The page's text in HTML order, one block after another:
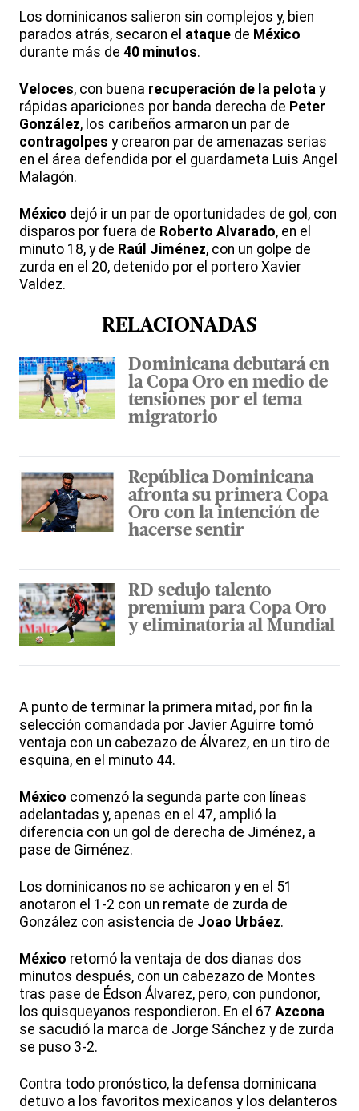
Los dominicanos salieron sin complejos y, bien
parados atrás, secaron el ataque de México
durante más de 40 minutos.
Veloces, con buena recuperación de la pelota y
rápidas apariciones por banda derecha de Peter
González, los caribeños armaron un par de
contragolpes y crearon par de amenazas serias
en el área defendida por el guardameta Luis Angel
Malagón.
México dejó ir un par de oportunidades de gol, con
disparos por fuera de Roberto Alvarado, en el
minuto 18, y de Raúl Jiménez, con un golpe de
zurda en el 20, detenido por el portero Xavier
Valdez.
RELACIONADAS
Dominicana debutará en
la Copa Oro en medio de
tensiones por el tema
migratorio
República Dominicana
afronta su primera Copa
Oro con la intención de
hacerse sentir
RD sedujo talento
premium para Copa Oro
y eliminatoria al Mundial
A punto de terminar la primera mitad, por fin la
selección comandada por Javier Aguirre tomó
ventaja con un cabezazo de Álvarez, en un tiro de
esquina, en el minuto 44.
México comenzó la segunda parte con líneas
adelantadas y, apenas en el 47, amplió la
diferencia con un gol de derecha de Jiménez, a
pase de Giménez.
Los dominicanos no se achicaron y en el 51
anotaron el 1-2 con un remate de zurda de
González con asistencia de Joao Urbáez.
México retomó la ventaja de dos dianas dos
minutos después, con un cabezazo de Montes
tras pase de Édson Álvarez, pero, con pundonor,
los quisqueyanos respondieron. En el 67 Azcona
se sacudió la marca de Jorge Sánchez y de zurda
se puso 3-2.
Contra todo pronóstico, la defensa dominicana
detuvo a los favoritos mexicanos y los delanteros